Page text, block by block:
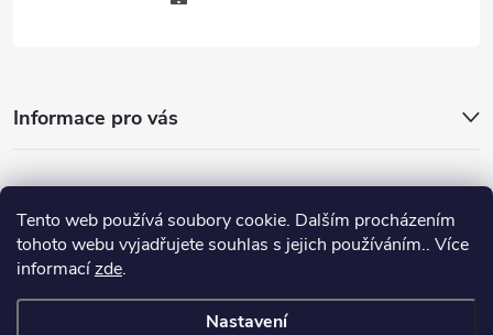
Tento web používá soubory cookie. Dalším procházením
tohoto webu vyjadřujete souhlas s jejich používáním.. Více
informacízde.
Nastavení
Informace pro vás
Nejhledanější
Důležité odkazy